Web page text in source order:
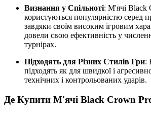
Визнання у Спільноті: М'ячі Black
користуються популярністю серед
завдяки своїм високим ігровим
довели свою ефективність у
турнірах.
Підходять для Різних Стилів Гри:
підходять як для швидкої і
технічних і контрольованих ударів.
Де Купити М'ячі Black Crown